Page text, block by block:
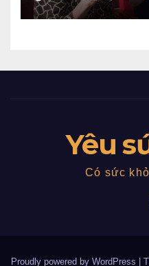
Yêu
Có sức
Proudly powered by WordPress